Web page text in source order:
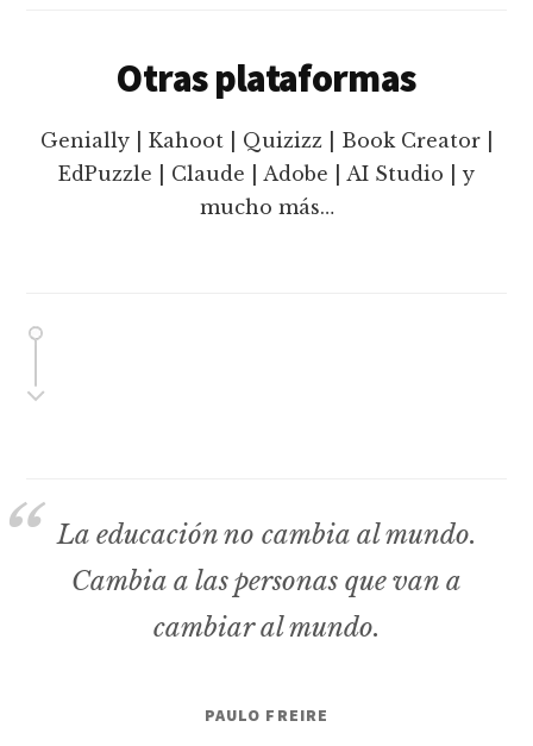
Otras plataformas
Genially | Kahoot | Quizizz | Book Creator |
EdPuzzle | Claude | Adobe | AI Studio | y
mucho más…
La educación no cambia al mundo.
Cambia a las personas que van a
cambiar al mundo.
PAULO FREIRE